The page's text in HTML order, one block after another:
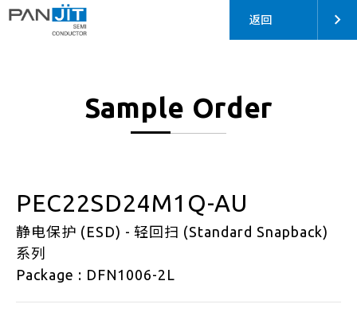
返回
Sample Order
PEC22SD24M1Q-AU
静电保护 (ESD) - 轻回扫 (Standard Snapback)
系列
Package : DFN1006-2L